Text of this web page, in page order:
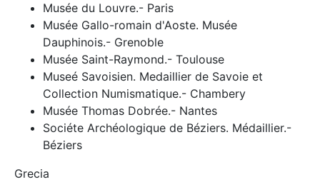
Musée du Louvre.- Paris
Musée Gallo-romain d'Aoste. Musée
Dauphinois.- Grenoble
Musée Saint-Raymond.- Toulouse
Museé Savoisien. Medaillier de Savoie et
Collection Numismatique.- Chambery
Musée Thomas Dobrée.- Nantes
Sociéte Archéologique de Béziers. Médaillier.-
Béziers
Grecia